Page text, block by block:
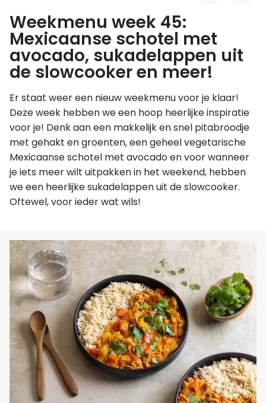
Leer koken als een chef
Kooktips & blogs
Weekmenu week 45:
Mexicaanse schotel met
avocado, sukadelappen uit
de slowcooker en meer!
Er staat weer een nieuw weekmenu voor je klaar!
Deze week hebben we een hoop heerlijke inspiratie
voor je! Denk aan een makkelijk en snel pitabroodje
met gehakt en groenten, een geheel vegetarische
Mexicaanse schotel met avocado en voor wanneer
je iets meer wilt uitpakken in het weekend, hebben
we een heerlijke sukadelappen uit de slowcooker.
Oftewel, voor ieder wat wils!